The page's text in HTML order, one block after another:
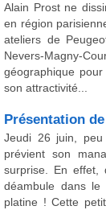
Alain Prost ne
en région
ateliers de
Nevers-Magny-
géographique
son attractivité...
Présentation
Jeudi 26 juin, peu
prévient son
surprise. En effet,
déambule dans le
platine ! Cette